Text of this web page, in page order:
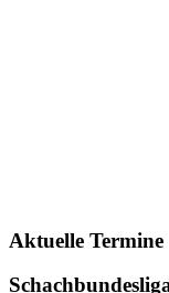
Aktuelle Termine